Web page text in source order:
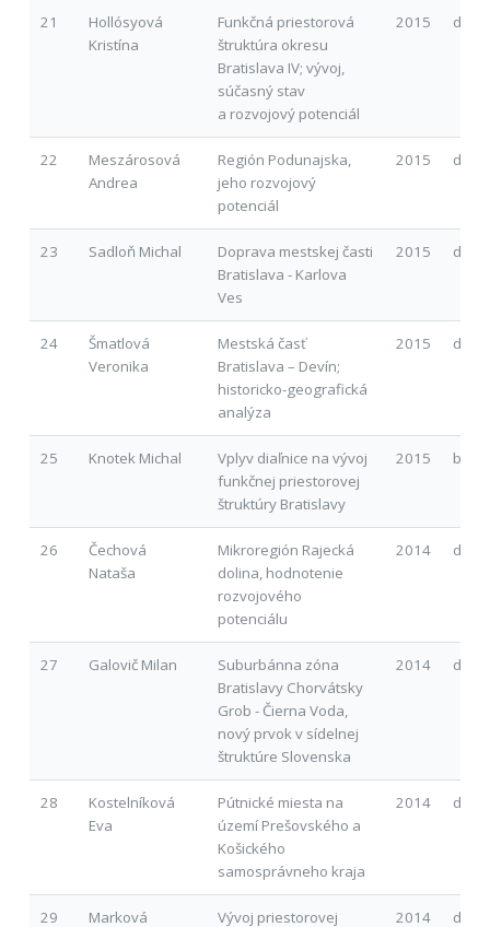
21
Hollósyová
Kristína
Funkčná priestorová
štruktúra okresu
Bratislava IV; vývoj,
súčasný stav
a rozvojový potenciál
2015 d
22
Meszárosová
Andrea
Región Podunajska,
jeho rozvojový
potenciál
2015 d
23 Sadloň Michal
Doprava mestskej časti
Bratislava - Karlova
Ves
2015 d
24
Šmatlová
Veronika
Mestská časť
Bratislava – Devín;
historicko-geografická
analýza
2015 d
25 Knotek Michal
Vplyv diaľnice na vývoj
funkčnej priestorovej
štruktúry Bratislavy
2015 b
26
Čechová
Nataša
Mikroregión Rajecká
dolina, hodnotenie
rozvojového
potenciálu
2014 d
27 Galovič Milan
Suburbánna zóna
Bratislavy Chorvátsky
Grob - Čierna Voda,
nový prvok v sídelnej
štruktúre Slovenska
2014 d
28
Kostelníková
Eva
Pútnické miesta na
území Prešovského a
Košického
samosprávneho kraja
2014 d
29 Marková Vývoj priestorovej 2014 d